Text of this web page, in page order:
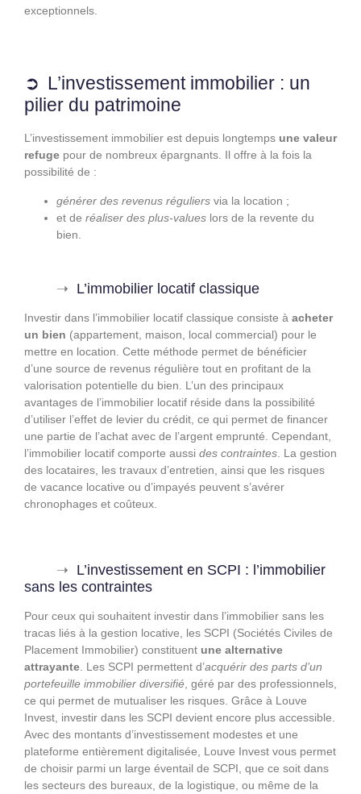
exceptionnels.
L’investissement immobilier : un
pilier du patrimoine
L’investissement immobilier est depuis longtemps une valeur
refuge pour de nombreux épargnants. Il offre à la fois la
possibilité de :
générer des revenus réguliers via la location ;
et de réaliser des plus-values lors de la revente du
bien.
L’immobilier locatif classique
Investir dans l’immobilier locatif classique consiste à acheter
un bien (appartement, maison, local commercial) pour le
mettre en location. Cette méthode permet de bénéficier
d’une source de revenus régulière tout en profitant de la
valorisation potentielle du bien. L’un des principaux
avantages de l’immobilier locatif réside dans la possibilité
d’utiliser l’effet de levier du crédit, ce qui permet de financer
une partie de l’achat avec de l’argent emprunté. Cependant,
l’immobilier locatif comporte aussi des contraintes . La gestion
des locataires, les travaux d’entretien, ainsi que les risques
de vacance locative ou d’impayés peuvent s’avérer
chronophages et coûteux.
L’investissement en SCPI : l’immobilier
sans les contraintes
Pour ceux qui souhaitent investir dans l’immobilier sans les
tracas liés à la gestion locative, les SCPI (Sociétés Civiles de
Placement Immobilier) constituent une alternative
attrayante . Les SCPI permettent d’acquérir des parts d’un
portefeuille immobilier diversifié , géré par des professionnels,
ce qui permet de mutualiser les risques. Grâce à Louve
Invest, investir dans les SCPI devient encore plus accessible.
Avec des montants d’investissement modestes et une
plateforme entièrement digitalisée, Louve Invest vous permet
de choisir parmi un large éventail de SCPI, que ce soit dans
les secteurs des bureaux, de la logistique, ou même de la